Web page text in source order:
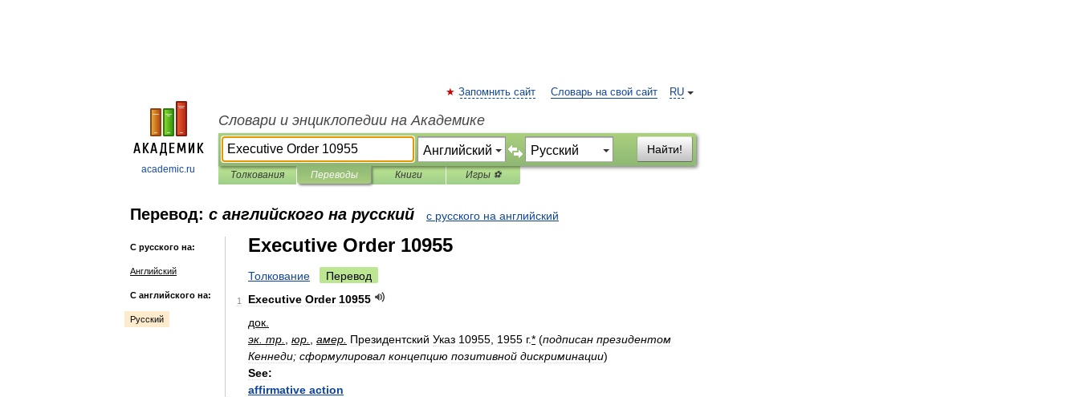
academic.ru
RU
Запомнить сайт Словарь на свой сайт
Словари и энциклопедии на Академике
Найти!
Толкования Переводы Книги Игры ⚽
Перевод: с английского на русский с русского на английский
С русского на:
Английский
С английского на:
Русский
Executive Order 10955
Толкование Перевод
1 Executive Order 10955
док
эк тр юр амер Президентский Указ 10955 1955 г.* (подписан президентом
Кеннеди; сформулировал концепцию позитивной дискриминации)
See:
affirmative action